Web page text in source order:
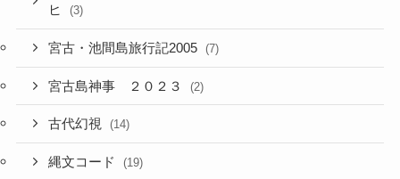
ヒ
(3)
宮古・池間島旅行記2005 (7)
宮古島神事 ２０２３ (2)
古代幻視 (14)
縄文コード (19)